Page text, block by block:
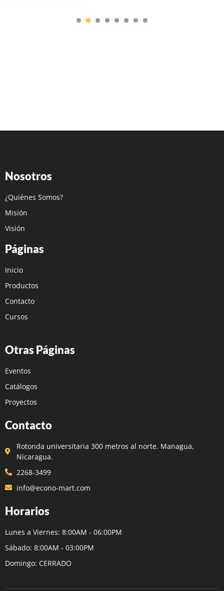
Nosotros
¿Quiénes Somos?
Misión
Visión
Páginas
Inicio
Productos
Contacto
Cursos
Otras Páginas
Eventos
Catálogos
Proyectos
Contacto
Rotonda universitaria 300 metros al norte. Managua,
Nicaragua.
2268-3499
info@econo-mart.com
Horarios
Lunes a Viernes: 8:00AM - 06:00PM
Sábado: 8:00AM - 03:00PM
Domingo: CERRADO